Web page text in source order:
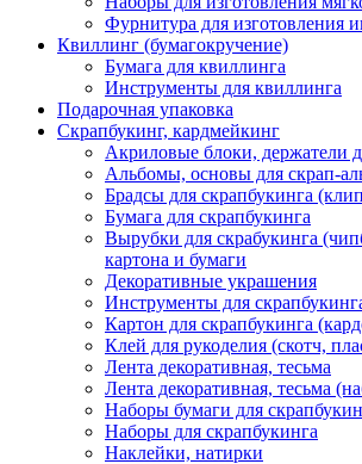
Фурнитура для изготовления
Квиллинг (бумагокручение)
Бумага для квиллинга
Инструменты для квиллинга
Подарочная упаковка
Скрапбукинг, кардмейкинг
Акриловые блоки, держатели
Альбомы, основы для скрап-
Брадсы для скрапбукинга
Бумага для скрапбукинга
Вырубки для скрабукинга
картона и бумаги
Декоративные украшения
Инструменты для
Картон для скрапбукинга
Клей для рукоделия (скотч,
Лента декоративная, тесьма
Лента декоративная, тесьма
Наборы бумаги для
Наборы для скрапбукинга
Наклейки, натирки